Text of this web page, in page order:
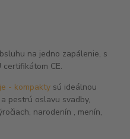
na jedno zapálenie, s
CE.
- kompakty sú ideálnou
pestrú oslavu svadby,
narodenín , menín,